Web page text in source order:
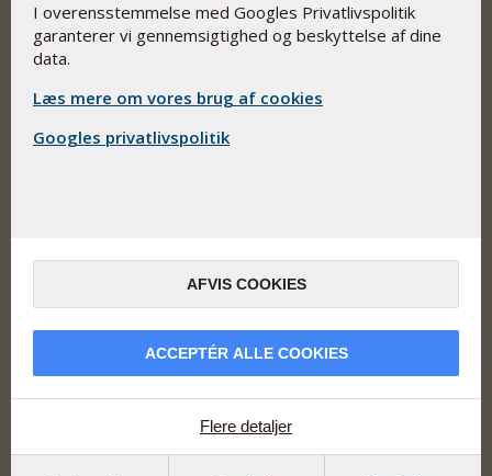
lægemidler med vægt på høj optagelighed, sikkerhed og
dokumentation.
Sadelmagervej 30-32
Vejle, Danmark
(+45) 7585 7400
Find nærmeste forhandler
I overensstemmelse med Googles Privatlivspolitik
garanterer vi gennemsigtighed og beskyttelse af dine
data.
Læs mere om vores brug af cookies
Googles privatlivspolitik
AFVIS COOKIES
ACCEPTÉR ALLE COOKIES
Flere detaljer